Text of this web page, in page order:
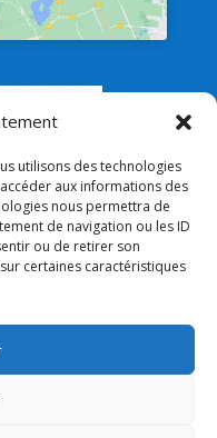
utilisons des technologies
aux informations des
nous permettra de
de navigation ou les ID
ou de retirer son
certaines caractéristiques